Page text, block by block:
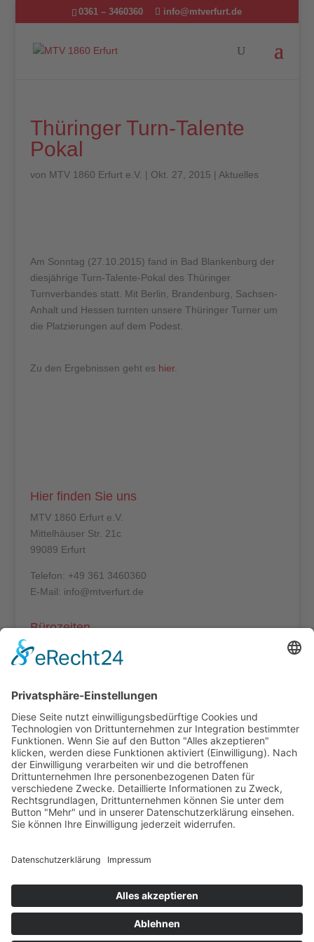
0361 – 3460360 info@mtverfurt.de
Thüringer Turn-Talente
Pokal
von MTV 1860 Erfurt e.V. | Okt. 27, 2015 | Aktuelles
Am Sonntag (27.10.2015) fand in Bad Blankenburg der
diesjährige Turn-Talente-Pokal des Thüringer
Turnverbandes statt. Mit Berlin, Brandenburg, Sachsen-
Anhalt und Hessen turnten unsere Thüringer Turner um
die Platzierungen auf dem Podest.
Zu den Ergebnissen geht es hier.
Hier finden Sie uns
MTV 1860 Erfurt e.V.
Mittelhäuser Str. 21c
99089 Erfurt
Telefon: +49 361 3460360
E-Mail: info@mtverfurt.de
Bürozeiten
Mo – Do: 8:00 – 14:00 Uhr
Termine außerhalb unserer Geschäftszeiten nur
nach Absprache.
Folgt uns auf facebook